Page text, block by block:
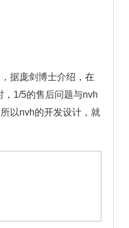
据庞剑博士介绍，在
1/5的售后问题与nvh
以nvh的开发设计，就